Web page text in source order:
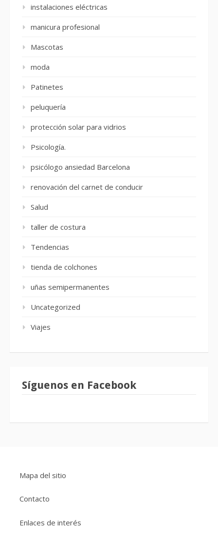
instalaciones eléctricas
manicura profesional
Mascotas
moda
Patinetes
peluquería
protección solar para vidrios
Psicología.
psicólogo ansiedad Barcelona
renovación del carnet de conducir
Salud
taller de costura
Tendencias
tienda de colchones
uñas semipermanentes
Uncategorized
Viajes
Síguenos en Facebook
Mapa del sitio
Contacto
Enlaces de interés